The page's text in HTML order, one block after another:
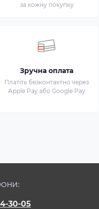
за кожну покупку
Зручна оплата
Платіть безконтактно через
Apple Pay або Google Pay
30-05